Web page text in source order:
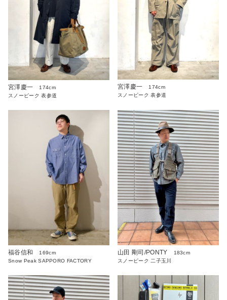
宮澤慶一
174cm
スノーピーク 表参道
宮澤慶一
174cm
スノーピーク 表参道
福谷信和
169cm
Snow Peak SAPPORO FACTORY
山田 剛司/PONTY
183cm
スノーピーク 二子玉川